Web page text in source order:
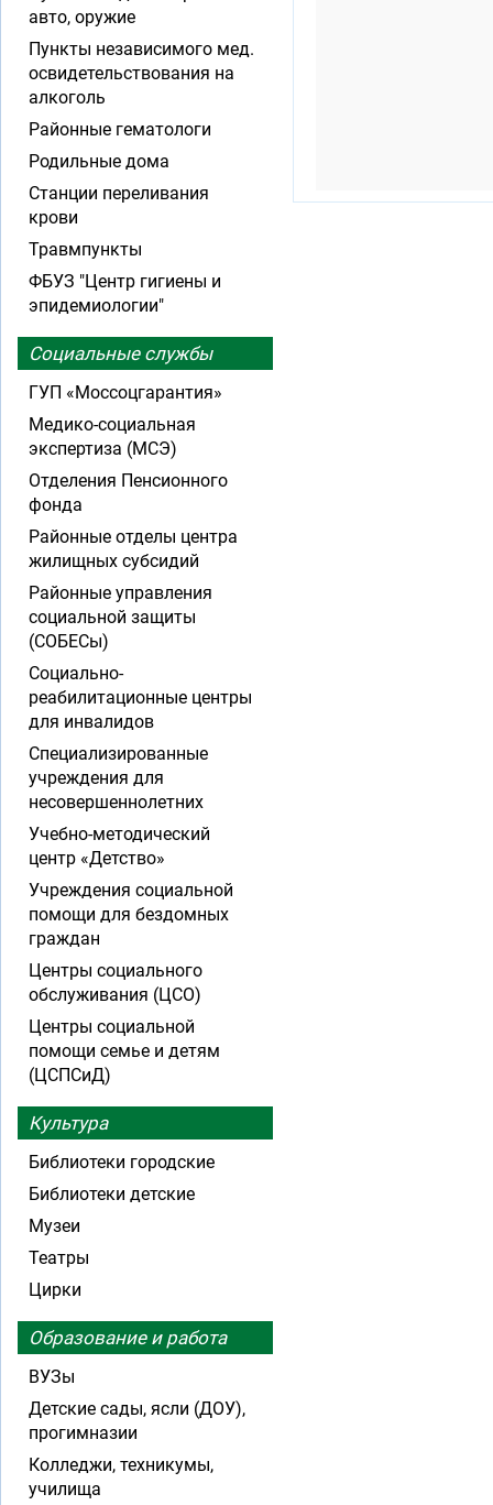
авто, оружие
Пункты независимого мед.
освидетельствования на
алкоголь
Районные гематологи
Родильные дома
Станции переливания
крови
Травмпункты
ФБУЗ "Центр гигиены и
эпидемиологии"
Социальные службы
ГУП «Моссоцгарантия»
Медико-социальная
экспертиза (МСЭ)
Отделения Пенсионного
фонда
Районные отделы центра
жилищных субсидий
Районные управления
социальной защиты
(СОБЕСы)
Социально-
реабилитационные центры
для инвалидов
Специализированные
учреждения для
несовершеннолетних
Учебно-методический
центр «Детство»
Учреждения социальной
помощи для бездомных
граждан
Центры социального
обслуживания (ЦСО)
Центры социальной
помощи семье и детям
(ЦСПСиД)
Культура
Библиотеки городские
Библиотеки детские
Музеи
Театры
Цирки
Образование и работа
ВУЗы
Детские сады, ясли (ДОУ),
прогимназии
Колледжи, техникумы,
училища